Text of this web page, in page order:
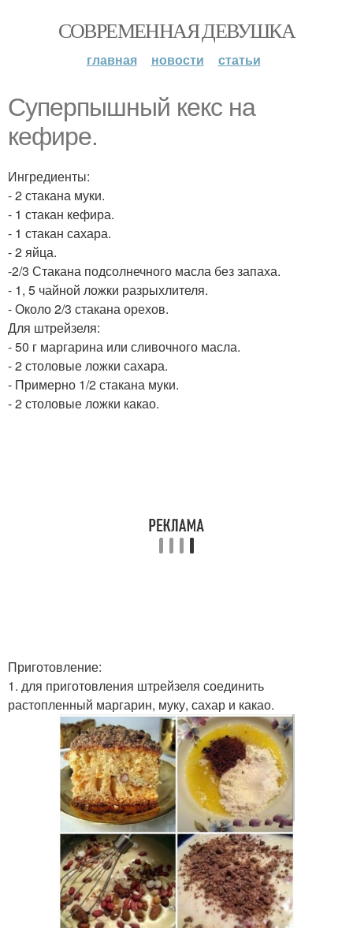
СОВРЕМЕННАЯ ДЕВУШКА
главная новости статьи
Суперпышный кекс на
кефире.
Ингредиенты:
- 2 стакана муки.
- 1 стакан кефира.
- 1 стакан сахара.
- 2 яйца.
-2/3 Стакана подсолнечного масла без запаха.
- 1, 5 чайной ложки разрыхлителя.
- Около 2/3 стакана орехов.
Для штрейзеля:
- 50 г маргарина или сливочного масла.
- 2 столовые ложки сахара.
- Примерно 1/2 стакана муки.
- 2 столовые ложки какао.
Приготовление:
1. для приготовления штрейзеля соединить
растопленный маргарин, муку, сахар и какао.